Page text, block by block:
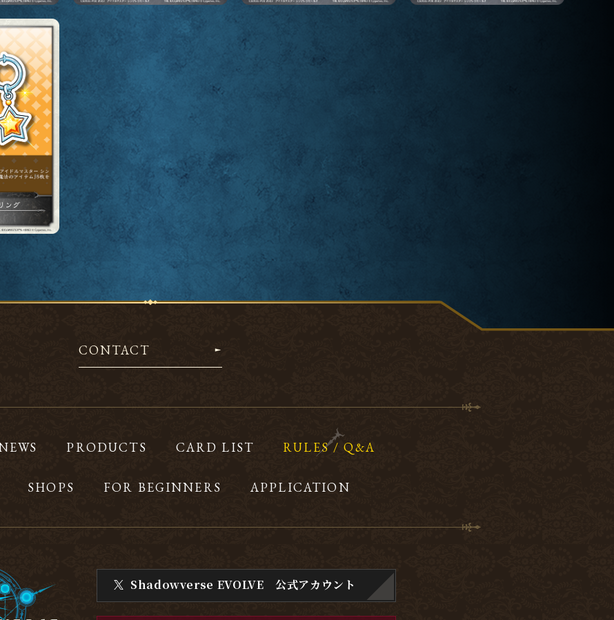
CONTACT
PRODUCTS CARD LIST RULES / Q&A
SHOPS FOR BEGINNERS APPLICATION
Shadowverse EVOLVE 公式アカウント